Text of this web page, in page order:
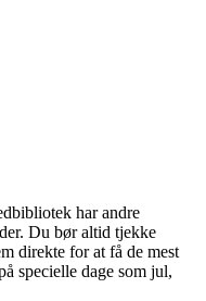
har andre
Du bør altid tjekke
direkte for at få de mest
specielle dage som jul,